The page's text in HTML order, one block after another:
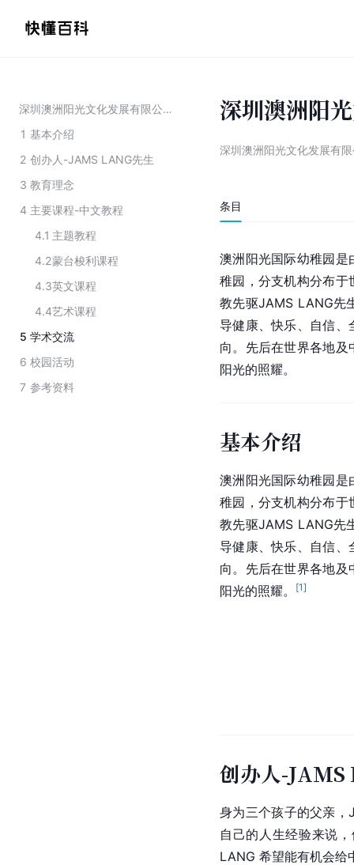
深圳澳洲阳光文化发展有限公司
1 基本介绍
2 创办人-JAMS LANG先生
3 教育理念
4 主要课程-中文教程
4.1 主题教程
4.2蒙台梭利课程
4.3英文课程
4.4艺术课程
5 学术交流
6 校园活动
7 参考资料
深圳澳洲阳
深圳澳洲阳光文化发展有
条目
澳洲阳光国际幼稚园是
稚园，分支机构分布于
教先驱JAMS LANG先
导健康、快乐、自信、
向。先后在世界各地
阳光的照耀。
基本介绍
澳洲阳光国际幼稚园是
稚园，分支机构分布于
教先驱JAMS LANG先
导健康、快乐、自信、
向。先后在世界各地
阳光的照耀。
[1]
创办人-JAMS
身为三个孩子的父亲
自己的人生经验来说
LANG 希望能有机会给